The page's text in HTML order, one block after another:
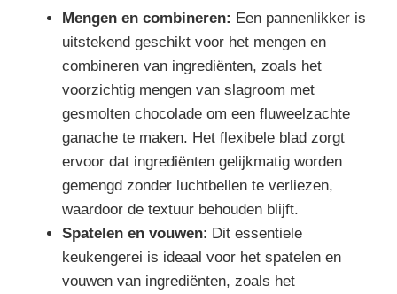
Mengen en combineren: Een pannenlikker is
uitstekend geschikt voor het mengen en
combineren van ingrediënten, zoals het
voorzichtig mengen van slagroom met
gesmolten chocolade om een fluweelzachte
ganache te maken. Het flexibele blad zorgt
ervoor dat ingrediënten gelijkmatig worden
gemengd zonder luchtbellen te verliezen,
waardoor de textuur behouden blijft.
Spatelen en vouwen: Dit essentiele
keukengerei is ideaal voor het spatelen en
vouwen van ingrediënten, zoals het